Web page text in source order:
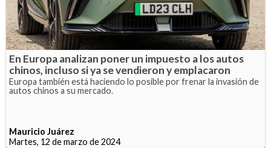
En Europa analizan poner un impuesto a los autos
chinos, incluso si ya se vendieron y emplacaron
Europa también está haciendo lo posible por frenar la invasión de
autos chinos a su mercado.
Mauricio Juárez
Martes, 12 de marzo de 2024